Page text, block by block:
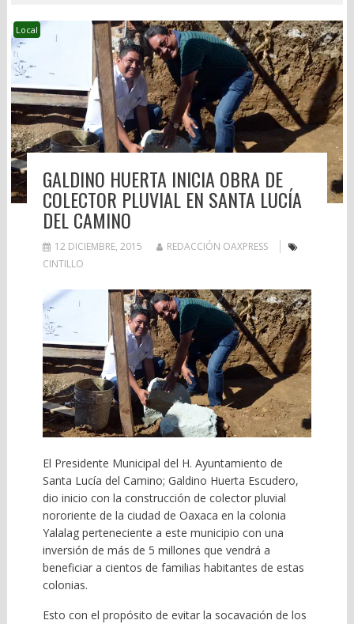
Local
GALDINO HUERTA INICIA OBRA DE
COLECTOR PLUVIAL EN SANTA LUCÍA
DEL CAMINO
12 DICIEMBRE, 2015
REDACCIÓN OAXPRESS
CINTILLO
El Presidente Municipal del H. Ayuntamiento de
Santa Lucía del Camino; Galdino Huerta Escudero,
dio inicio con la construcción de colector pluvial
nororiente de la ciudad de Oaxaca en la colonia
Yalalag perteneciente a este municipio con una
inversión de más de 5 millones que vendrá a
beneficiar a cientos de familias habitantes de estas
colonias.
Esto con el propósito de evitar la socavación de los